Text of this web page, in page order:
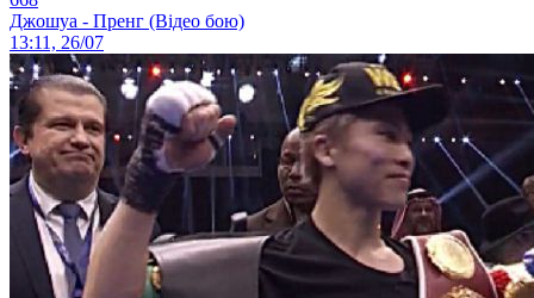
Джошуа - Пренг (Відео бою)
13:11, 26/07